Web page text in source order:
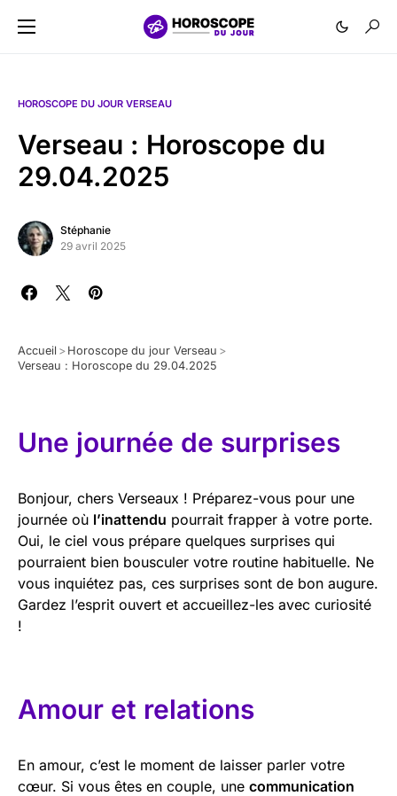
HOROSCOPE DU JOUR VERSEAU
Verseau : Horoscope du
29.04.2025
Stéphanie
29 avril 2025
Accueil > Horoscope du jour Verseau >
Verseau : Horoscope du 29.04.2025
Une journée de surprises
Bonjour, chers Verseaux ! Préparez-vous pour une
journée où l’inattendu pourrait frapper à votre porte.
Oui, le ciel vous prépare quelques surprises qui
pourraient bien bousculer votre routine habituelle. Ne
vous inquiétez pas, ces surprises sont de bon augure.
Gardez l’esprit ouvert et accueillez-les avec curiosité
!
Amour et relations
En amour, c’est le moment de laisser parler votre
cœur. Si vous êtes en couple, une communication